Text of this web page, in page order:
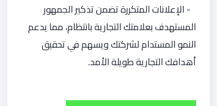
- الإعلانات المتكررة تضمن تذكير الجمهور
المستهدف بعلامتك التجارية بانتظام، مما يدعم
النمو المستدام لشركتك ويسهم في تحقيق
أهدافك التجارية طويلة الأمد.